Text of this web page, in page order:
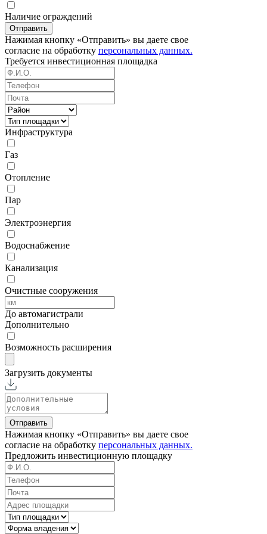
Наличие ограждений
Отправить
Нажимая кнопку «Отправить» вы даете свое
согласие на обработку персональных данных.
Требуется инвестиционная площадка
Инфраструктура
Газ
Отопление
Пар
Электроэнергия
Водоснабжение
Канализация
Очистные сооружения
До автомагистрали
Дополнительно
Возможность расширения
Загрузить документы
Отправить
Нажимая кнопку «Отправить» вы даете свое
согласие на обработку персональных данных.
Предложить инвестиционную площадку